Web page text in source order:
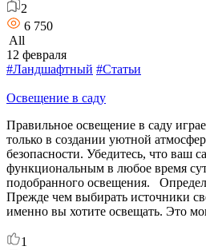
2
6 750
All
12 февраля
#Ландшафтный #Статьи
Освещение в саду
Правильное освещение в саду
только в создании уютной
безопасности. Убедитесь, что ваш
функциональным в любое время
подобранного освещения.
Прежде чем выбирать источники
именно вы хотите освещать. Это
1